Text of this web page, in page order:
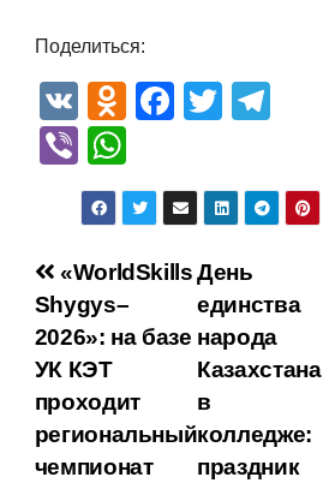
Поделиться:
V
K
O
d
n
o
kl
a
ss
ki
F
e
b
o
o
T
er gr
m
Vi
b
er
h
at
s
A
p
Навигация
по
записям
День
единства
народа
Казахстана
в
колледже:
праздник
«WorldSkills
Shygys–
2026»: на базе
УК КЭТ
проходит
региональный
чемпионат